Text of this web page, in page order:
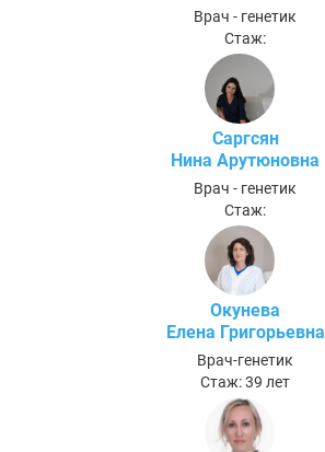
Врач - генетик
Стаж:
Саргсян
Нина Арутюновна
Врач - генетик
Стаж:
Окунева
Елена Григорьевна
Врач-генетик
Стаж: 39 лет